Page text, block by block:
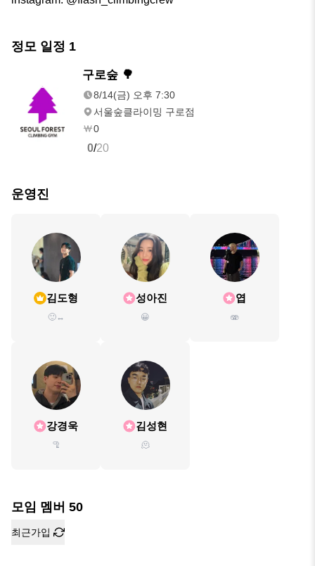
정모 일정 1
오후 7:30
구로숲 🌳
8/14(금) 오후 7:30
서울숲클라이밍 구로점
0
0/20
운영진
김도형
🙂‍↔️
성아진
😀
엽
🫨
강경욱
🦿
김성현
🫠
모임 멤버 50
최근가입